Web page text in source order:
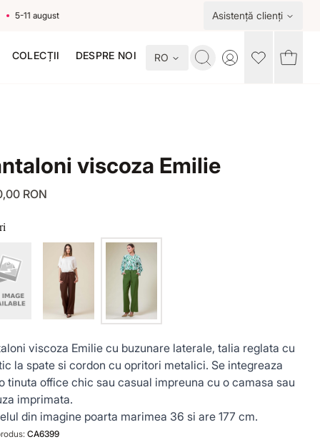
11 august Asistență clienți
COLECȚII DESPRE NOI RO Toggle account
viscoza Emilie
RON
viscoza Emilie cu buzunare laterale, talia reglata cu
la spate si cordon cu opritori metalici. Se integreaza
tinuta office chic sau casual impreuna cu o camasa sau
imprimata.
din imagine poarta marimea 36 si are 177 cm.
CA6399